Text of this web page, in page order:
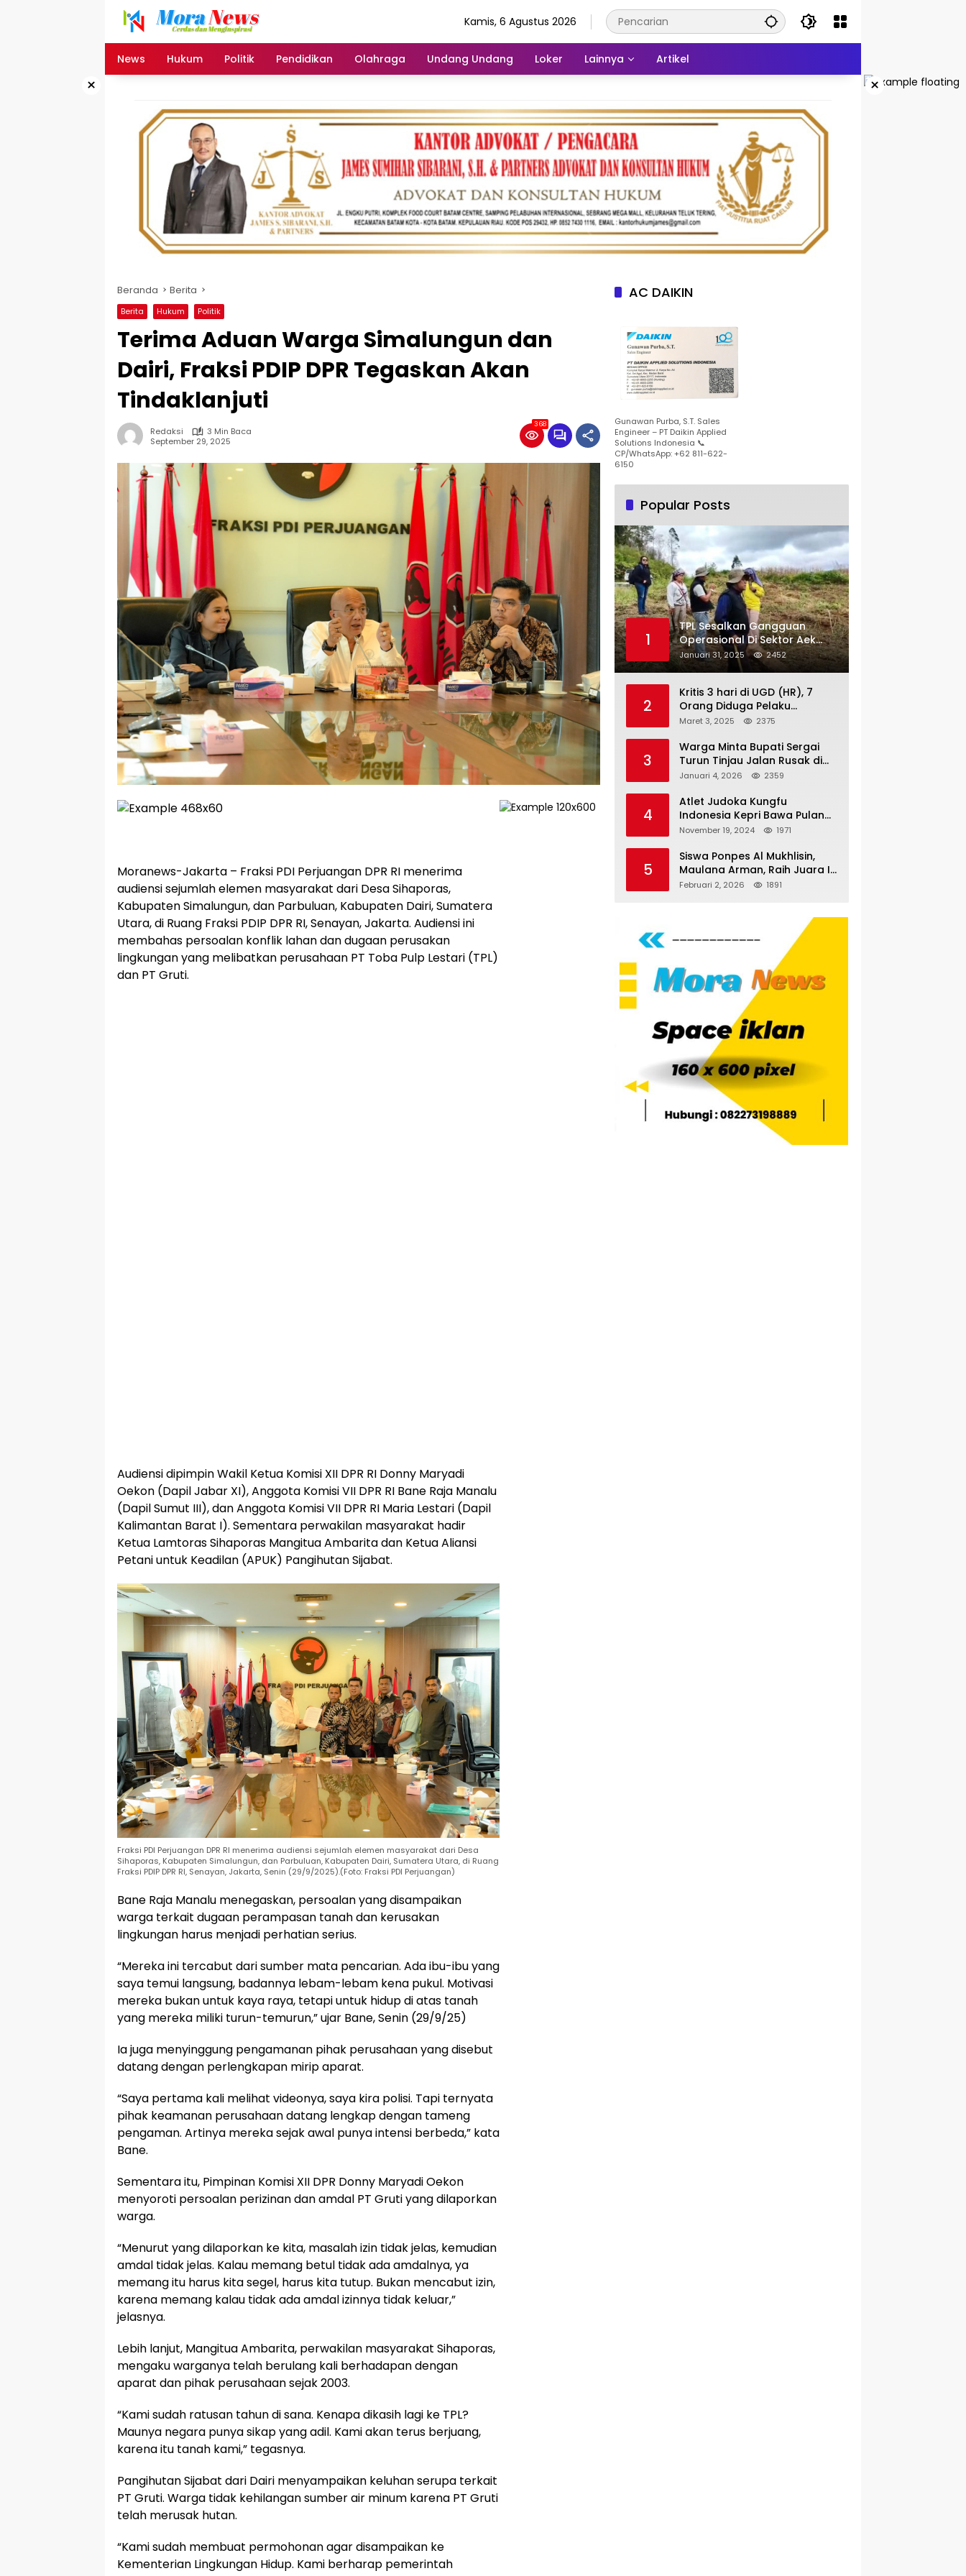
Kamis, 6 Agustus 2026
News Hukum Politik Pendidikan Olahraga Undang Undang Loker Lainnya Artikel
× ×
Beranda Berita
Berita Hukum Politik
Terima Aduan Warga Simalungun dan
Dairi, Fraksi PDIP DPR Tegaskan Akan
Tindaklanjuti
Redaksi
3 Min Baca
September 29, 2025
368
Moranews-Jakarta – Fraksi PDI Perjuangan DPR RI menerima
audiensi sejumlah elemen masyarakat dari Desa Sihaporas,
Kabupaten Simalungun, dan Parbuluan, Kabupaten Dairi, Sumatera
Utara, di Ruang Fraksi PDIP DPR RI, Senayan, Jakarta. Audiensi ini
membahas persoalan konflik lahan dan dugaan perusakan
lingkungan yang melibatkan perusahaan PT Toba Pulp Lestari (TPL)
dan PT Gruti.
Audiensi dipimpin Wakil Ketua Komisi XII DPR RI Donny Maryadi
Oekon (Dapil Jabar XI), Anggota Komisi VII DPR RI Bane Raja Manalu
(Dapil Sumut III), dan Anggota Komisi VII DPR RI Maria Lestari (Dapil
Kalimantan Barat I). Sementara perwakilan masyarakat hadir
Ketua Lamtoras Sihaporas Mangitua Ambarita dan Ketua Aliansi
Petani untuk Keadilan (APUK) Pangihutan Sijabat.
Fraksi PDI Perjuangan DPR RI menerima audiensi sejumlah elemen masyarakat dari Desa
Sihaporas, Kabupaten Simalungun, dan Parbuluan, Kabupaten Dairi, Sumatera Utara, di Ruang
Fraksi PDIP DPR RI, Senayan, Jakarta, Senin (29/9/2025).(Foto: Fraksi PDI Perjuangan)
Bane Raja Manalu menegaskan, persoalan yang disampaikan
warga terkait dugaan perampasan tanah dan kerusakan
lingkungan harus menjadi perhatian serius.
“Mereka ini tercabut dari sumber mata pencarian. Ada ibu-ibu yang
saya temui langsung, badannya lebam-lebam kena pukul. Motivasi
mereka bukan untuk kaya raya, tetapi untuk hidup di atas tanah
yang mereka miliki turun-temurun,” ujar Bane, Senin (29/9/25)
Ia juga menyinggung pengamanan pihak perusahaan yang disebut
datang dengan perlengkapan mirip aparat.
“Saya pertama kali melihat videonya, saya kira polisi. Tapi ternyata
pihak keamanan perusahaan datang lengkap dengan tameng
pengaman. Artinya mereka sejak awal punya intensi berbeda,” kata
Bane.
Sementara itu, Pimpinan Komisi XII DPR Donny Maryadi Oekon
menyoroti persoalan perizinan dan amdal PT Gruti yang dilaporkan
warga.
“Menurut yang dilaporkan ke kita, masalah izin tidak jelas, kemudian
amdal tidak jelas. Kalau memang betul tidak ada amdalnya, ya
memang itu harus kita segel, harus kita tutup. Bukan mencabut izin,
karena memang kalau tidak ada amdal izinnya tidak keluar,”
jelasnya.
Lebih lanjut, Mangitua Ambarita, perwakilan masyarakat Sihaporas,
mengaku warganya telah berulang kali berhadapan dengan
aparat dan pihak perusahaan sejak 2003.
“Kami sudah ratusan tahun di sana. Kenapa dikasih lagi ke TPL?
Maunya negara punya sikap yang adil. Kami akan terus berjuang,
karena itu tanah kami,” tegasnya.
Pangihutan Sijabat dari Dairi menyampaikan keluhan serupa terkait
PT Gruti. Warga tidak kehilangan sumber air minum karena PT Gruti
telah merusak hutan.
“Kami sudah membuat permohonan agar disampaikan ke
Kementerian Lingkungan Hidup. Kami berharap pemerintah
AC DAIKIN
Gunawan Purba, S.T. Sales
Engineer – PT Daikin Applied
Solutions Indonesia 📞
CP/WhatsApp: +62 811-622-
6150
Popular Posts
1
TPL Sesalkan Gangguan
Operasional Di Sektor Aek
Nauli
Januari 31, 2025 2452
2
Kritis 3 hari di UGD (HR), 7
Orang Diduga Pelaku
Pengeroyokan di Lift KTV
Kantor Hukum JAP
Pertanyakan Kinerja Polresta
Tanjungpinang
Maret 3, 2025 2375
3
Warga Minta Bupati Sergai
Turun Tinjau Jalan Rusak di
Dusun 4 Desa Sei Periuk
Januari 4, 2026 2359
4
Atlet Judoka Kungfu
Indonesia Kepri Bawa Pulang
11 Medali Pra Fornas bogor, 3
November 19, 2024 1971
5
Siswa Ponpes Al Mukhlisin,
Maulana Arman, Raih Juara I
Taekwondo Junior Putra di
Februari 2, 2026 1891